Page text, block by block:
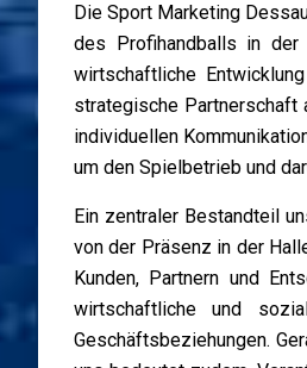
Die Sport Marketing
des Profihandballs in
wirtschaftliche
strategische Partnerschaft
individuellen
um den Spielbetrieb und
Ein zentraler Bestandteil
von der Präsenz in der
Kunden, Partnern und
wirtschaftliche und
Geschäftsbeziehungen.